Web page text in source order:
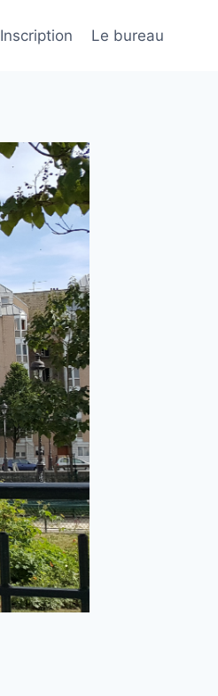
Inscription Le bureau